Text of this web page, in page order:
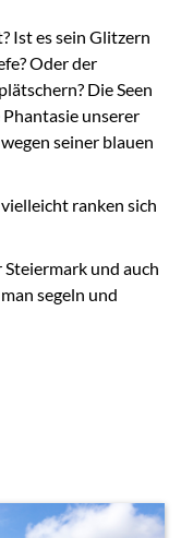
Ist es sein Glitzern
Oder der
Die Seen
unserer
seiner blauen
ranken sich
und auch
segeln und